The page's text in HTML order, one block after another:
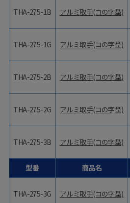
THA-275-1B
THA-275-1G
THA-275-2B
THA-275-2G
THA-275-3B
型番
THA-275-3G
アルミ取手(コの字型)
アルミ取手(コの字型)
アルミ取手(コの字型)
アルミ取手(コの字型)
アルミ取手(コの字型)
商品名
アルミ取手(コの字型)